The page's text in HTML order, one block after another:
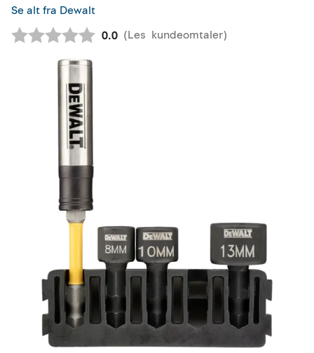
Se alt fra Dewalt
Gjennomsnittskarakter:
0.0 (Les kundeomtaler)